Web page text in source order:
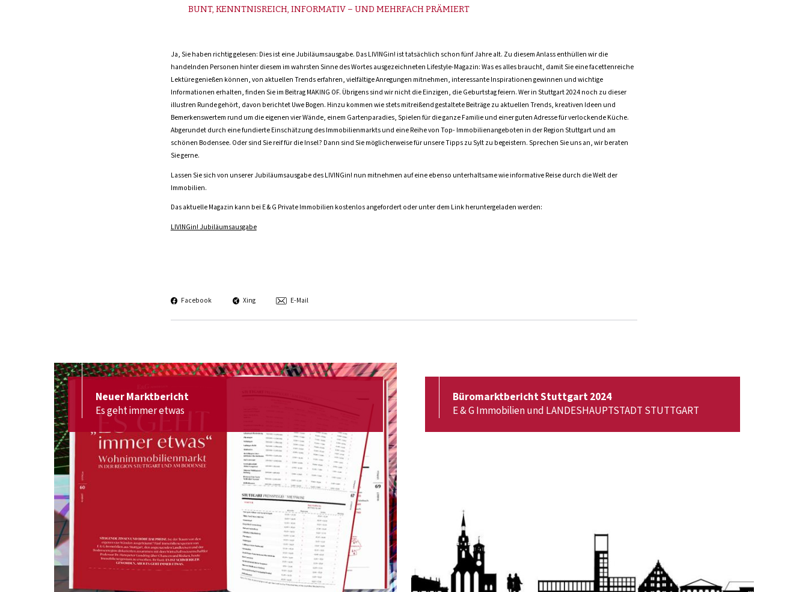
BUNT, KENNTNISREICH, INFORMATIV – UND MEHRFACH PRÄMIERT
Ja, Sie haben richtig gelesen: Dies ist eine Jubiläumsausgabe. Das LIVINGin! ist tatsächlich schon fünf Jahre alt. Zu diesem Anlass enthüllen wir die
handelnden Personen hinter diesem im wahrsten Sinne des Wortes ausgezeichneten Lifestyle-Magazin: Was es alles braucht, damit Sie eine facettenreiche
Lektüre genießen können, von aktuellen Trends erfahren, vielfältige Anregungen mitnehmen, interessante Inspirationen gewinnen und wichtige
Informationen erhalten, finden Sie im Beitrag MAKING OF. Übrigens sind wir nicht die Einzigen, die Geburtstag feiern. Wer in Stuttgart 2024 noch zu dieser
illustren Runde gehört, davon berichtet Uwe Bogen. Hinzu kommen wie stets mitreißend gestaltete Beiträge zu aktuellen Trends, kreativen Ideen und
Bemerkenswertem rund um die eigenen vier Wände, einem Gartenparadies, Spielen für die ganze Familie und einer guten Adresse für verlockende Küche.
Abgerundet durch eine fundierte Einschätzung des Immobilienmarkts und eine Reihe von Top- Immobilienangeboten in der Region Stuttgart und am
schönen Bodensee. Oder sind Sie reif für die Insel? Dann sind Sie möglicherweise für unsere Tipps zu Sylt zu begeistern. Sprechen Sie uns an, wir beraten
Sie gerne.
Lassen Sie sich von unserer Jubiläumsausgabe des LIVINGin! nun mitnehmen auf eine ebenso unterhaltsame wie informative Reise durch die Welt der
Immobilien.
Das aktuelle Magazin kann bei E & G Private Immobilien kostenlos angefordert oder unter dem Link heruntergeladen werden:
LIVINGin! Jubiläumsausgabe
Facebook Xing E-Mail
Neuer Marktbericht
Es geht immer etwas
Büromarktbericht Stuttgart 2024
E & G Immobilien und LANDESHAUPTSTADT STUTTGART